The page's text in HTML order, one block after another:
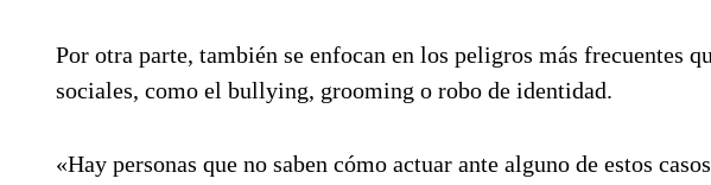
Por otra parte, también se enfocan en los peligros más frecuentes
sociales, como el bullying, grooming o robo de identidad.
«Hay personas que no saben cómo actuar ante alguno de estos